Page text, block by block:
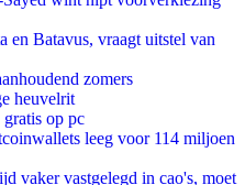
en Batavus, vraagt uitstel van
zomers
heuvelrit
op pc
leeg voor 114 miljoen
vaker vastgelegd in cao's, moet